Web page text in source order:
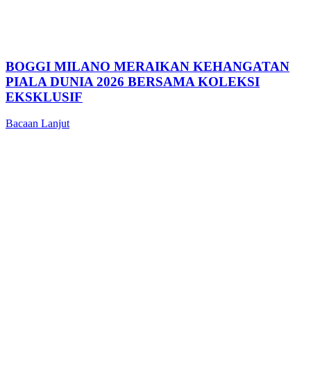
BOGGI MILANO MERAIKAN KEHANGATAN
PIALA DUNIA 2026 BERSAMA KOLEKSI
EKSKLUSIF
Bacaan Lanjut